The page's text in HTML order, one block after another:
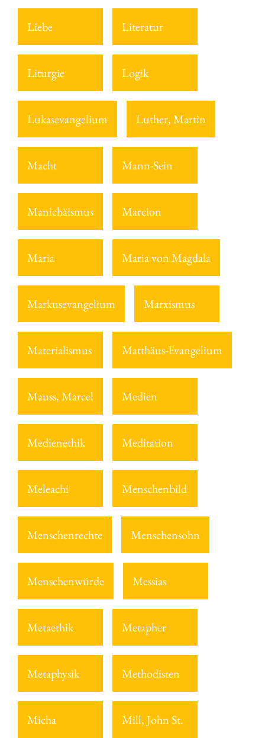
Liebe Literatur
Liturgie Logik
Lukasevangelium Luther, Martin
Macht Mann-Sein
Manichäismus Marcion
Maria Maria von Magdala
Markusevangelium Marxismus
Materialismus Matthäus-Evangelium
Mauss, Marcel Medien
Medienethik Meditation
Meleachi Menschenbild
Menschenrechte Menschensohn
Menschenwürde Messias
Metaethik Metapher
Metaphysik Methodisten
Micha Mill, John St.